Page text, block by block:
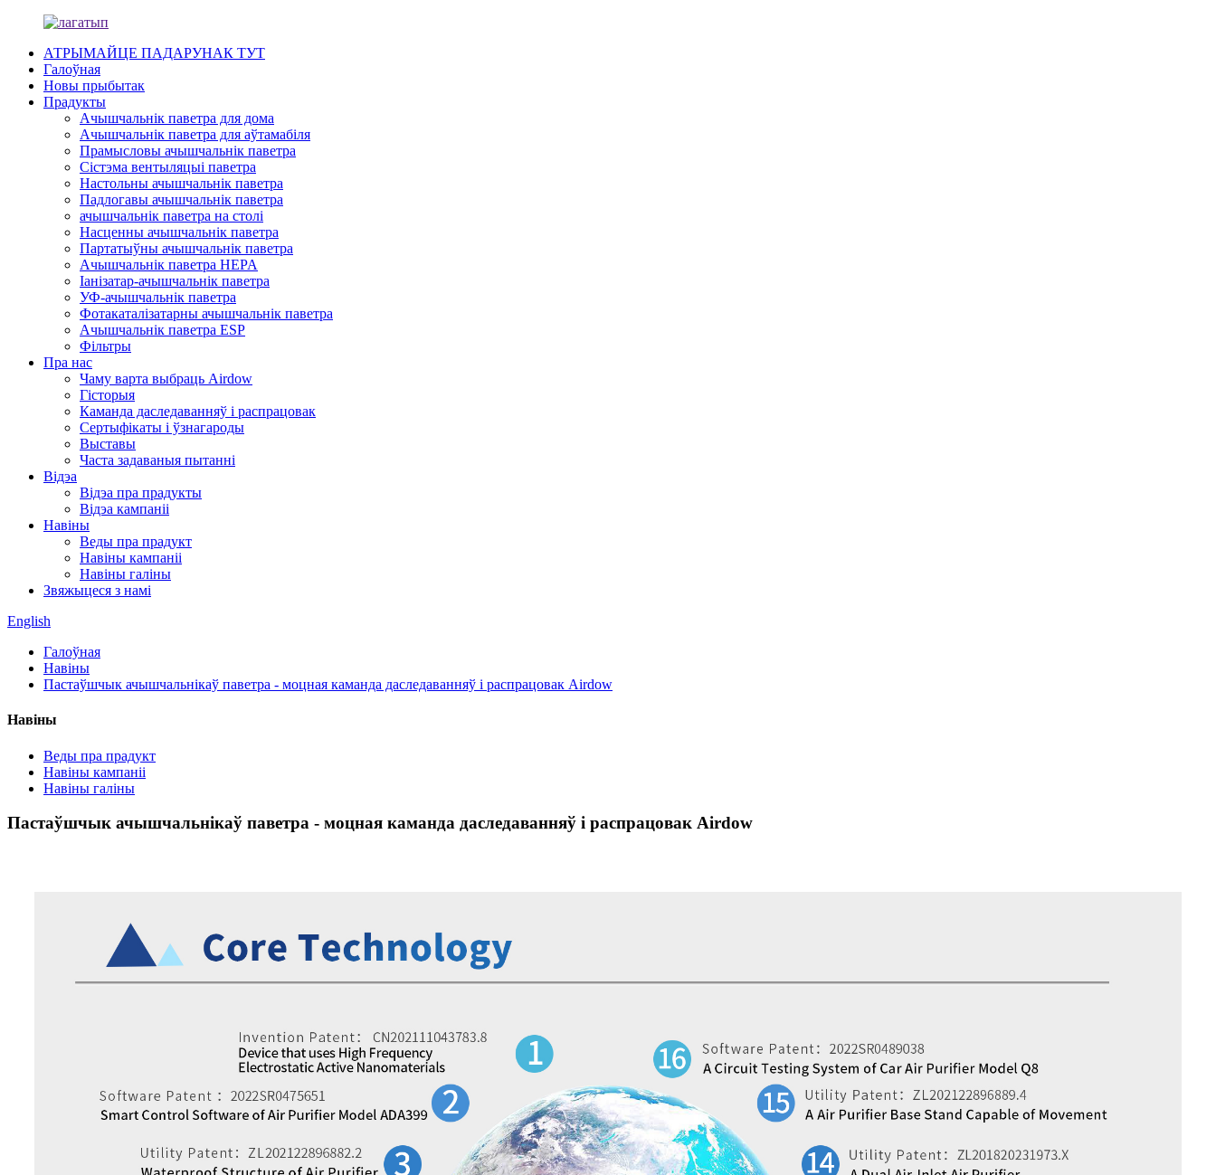
АТРЫМАЙЦЕ ПАДАРУНАК ТУТ
Галоўная
Новы прыбытак
Прадукты
Ачышчальнік паветра для дома
Ачышчальнік паветра для аўтамабіля
Прамысловы ачышчальнік паветра
Сістэма вентыляцыі паветра
Настольны ачышчальнік паветра
Падлогавы ачышчальнік паветра
ачышчальнік паветра на столі
Насценны ачышчальнік паветра
Партатыўны ачышчальнік паветра
Ачышчальнік паветра HEPA
Іанізатар-ачышчальнік паветра
УФ-ачышчальнік паветра
Фотакаталізатарны ачышчальнік паветра
Ачышчальнік паветра ESP
Фільтры
Пра нас
Чаму варта выбраць Airdow
Гісторыя
Каманда даследаванняў і распрацовак
Сертыфікаты і ўзнагароды
Выставы
Часта задаваныя пытанні
Відэа
Відэа пра прадукты
Відэа кампаніі
Навіны
Веды пра прадукт
Навіны кампаніі
Навіны галіны
Звяжыцеся з намі
English
Галоўная
Навіны
Пастаўшчык ачышчальнікаў паветра - моцная каманда даследаванняў і распрацовак Airdow
Навіны
Веды пра прадукт
Навіны кампаніі
Навіны галіны
Пастаўшчык ачышчальнікаў паветра - моцная каманда даследаванняў і распрацовак Airdow